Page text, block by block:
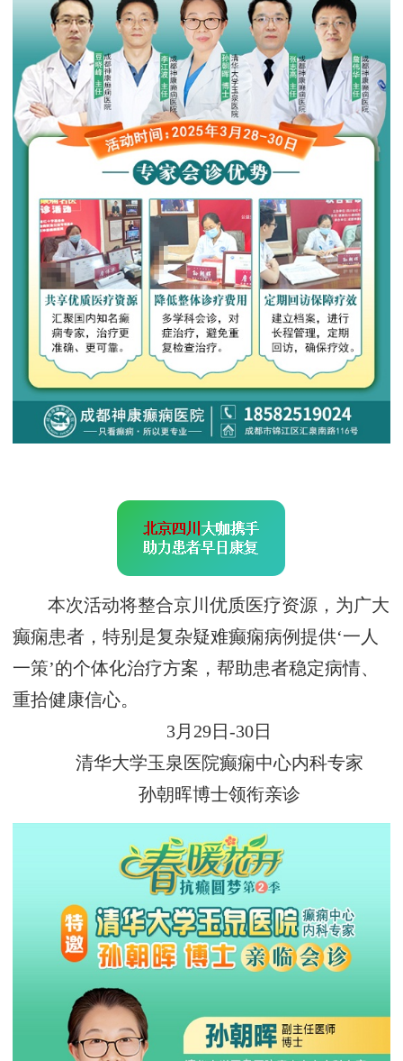
本次活动将整合京川优质医疗资源，为广大
癫痫患者，特别是复杂疑难癫痫病例提供‘一人
一策’的个体化治疗方案，帮助患者稳定病情、
重拾健康信心。
3月29日-30日
清华大学玉泉医院癫痫中心内科专家
孙朝晖博士领衔亲诊